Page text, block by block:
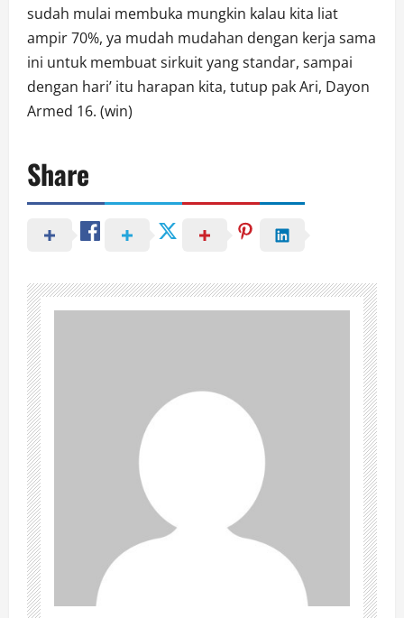
sudah mulai membuka mungkin kalau kita liat
ampir 70%, ya mudah mudahan dengan kerja sama
ini untuk membuat sirkuit yang standar, sampai
dengan hari’ itu harapan kita, tutup pak Ari, Dayon
Armed 16. (win)
Share